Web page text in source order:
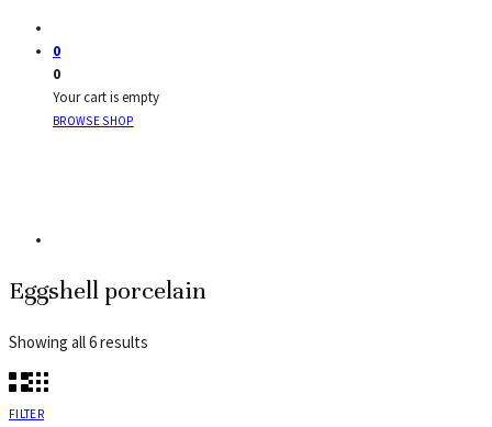
0
0
Your cart is empty
BROWSE SHOP
Eggshell porcelain
Showing all 6 results
FILTER